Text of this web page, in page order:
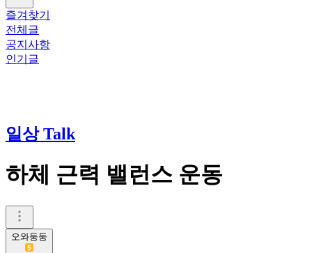
즐겨찾기
전체글
공지사항
인기글
일상 Talk
하체 근력 밸런스 운동
오와둥둥